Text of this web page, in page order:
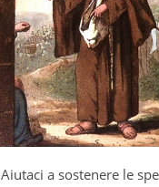
Aiutaci a sostenere le